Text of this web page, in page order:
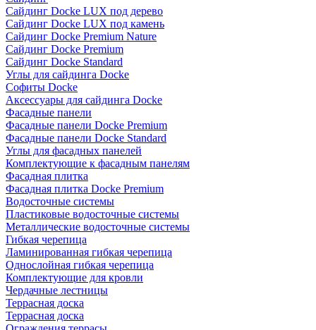
Сайдинг Docke LUX под дерево
Сайдинг Docke LUX под камень
Сайдинг Docke Premium Nature
Сайдинг Docke Premium
Сайдинг Docke Standard
Углы для сайдинга Docke
Софиты Docke
Аксессуары для сайдинга Docke
Фасадные панели
Фасадные панели Docke Premium
Фасадные панели Docke Standard
Углы для фасадных панелей
Комплектующие к фасадным панелям
Фасадная плитка
Фасадная плитка Docke Premium
Водосточные системы
Пластиковые водосточные системы
Металлические водосточные системы
Гибкая черепица
Ламинированная гибкая черепица
Однослойная гибкая черепица
Комплектующие для кровли
Чердачные лестницы
Террасная доска
Террасная доска